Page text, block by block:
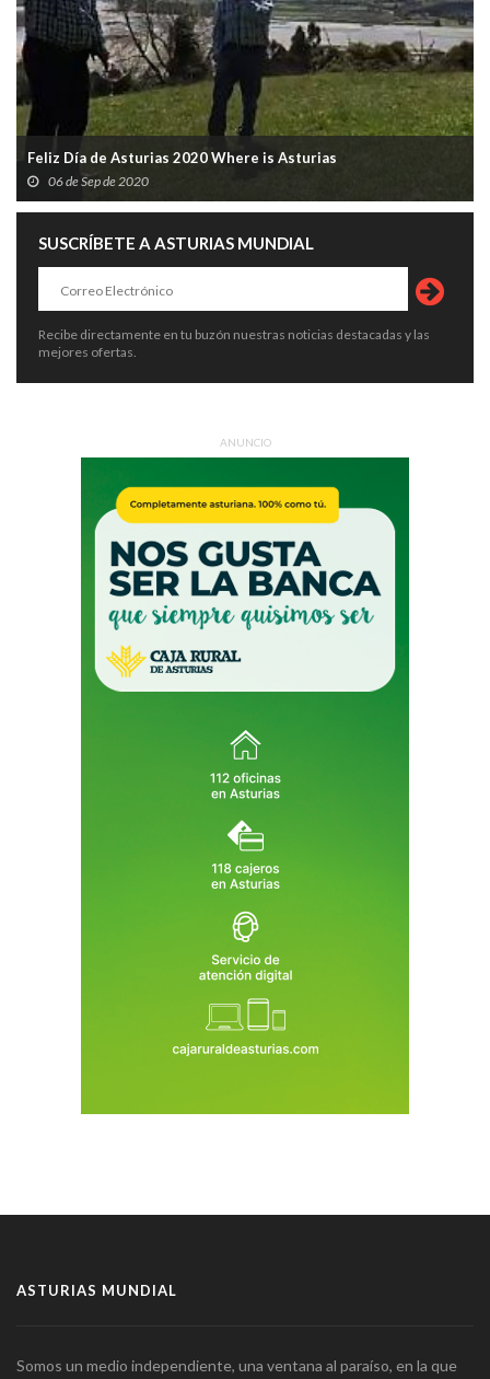
Feliz Día de Asturias 2020 Where is Asturias
06 de Sep de 2020
SUSCRÍBETE A ASTURIAS MUNDIAL
Recibe directamente en tu buzón nuestras noticias destacadas y las
mejores ofertas.
ANUNCIO
ASTURIAS MUNDIAL
Somos un medio independiente, una ventana al paraíso, en la que